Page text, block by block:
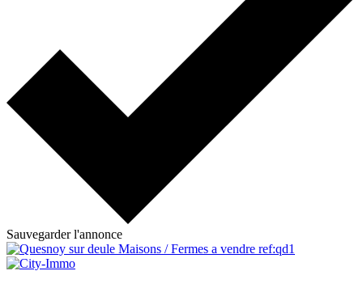
Sauvegarder l'annonce